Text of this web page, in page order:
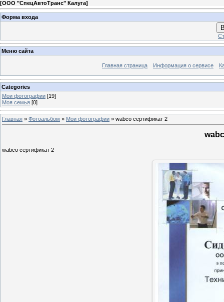
[ООО "СпецАвтоТранс" Калуга]
Форма входа
Меню сайта
Главная страница Информация о сервисе
Categories
Мои фотографии [19]
Моя семья [0]
Главная » Фотоальбом » Мои фотографии » wabco сертификат 2
wabco сертификат 2